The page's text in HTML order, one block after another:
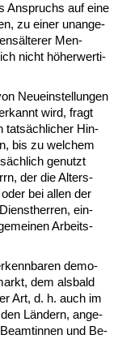
An­spruchs auf ei­ne
zu ei­ner un­an­ge­
Men­
nicht höher­wer­ti­
Neu­ein­stel­lun­gen
wird, fragt
tatsäch­li­cher Hin­
bis zu wel­chem
ge­nutzt
der die Al­ters­
bei al­len der
ein­
Ar­beits­
de­mo­
dem als­bald
Art, d. h. auch im
Ländern, an­ge­
und Be­